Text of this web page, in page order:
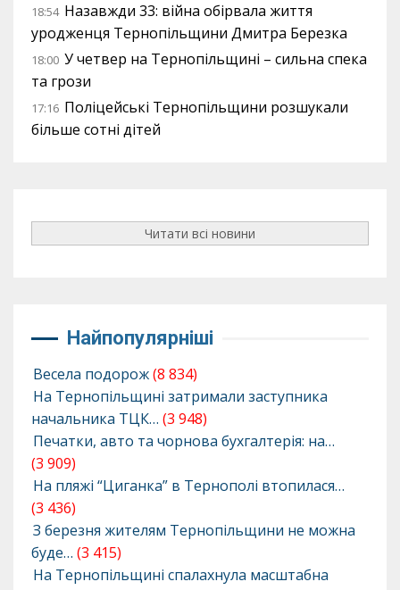
18:54 Назавжди 33: війна обірвала життя
уродженця Тернопільщини Дмитра Березка
18:00 У четвер на Тернопільщині – сильна спека
та грози
17:16 Поліцейські Тернопільщини розшукали
більше сотні дітей
Читати всі новини
Найпопулярніші
Весела подорож(8 834)
На Тернопільщині затримали заступника
начальника ТЦК… (3 948)
Печатки, авто та чорнова бухгалтерія: на…
(3 909)
На пляжі “Циганка” в Тернополі втопилася…
(3 436)
З березня жителям Тернопільщини не можна
буде… (3 415)
На Тернопільщині спалахнула масштабна